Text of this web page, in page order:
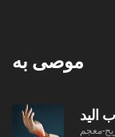
موصى به
اليد
معجم